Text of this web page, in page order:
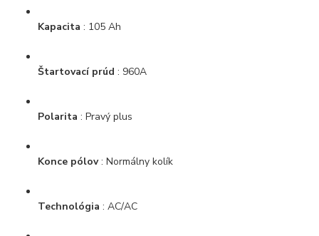
Kapacita : 105 Ah
Štartovací prúd : 960A
Polarita : Pravý plus
Konce pólov: Normálny kolík
Technológia : AC/AC